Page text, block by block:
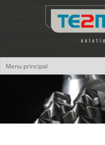
Skip to main content